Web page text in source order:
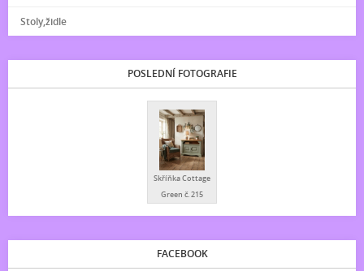
Stoly,židle
POSLEDNÍ FOTOGRAFIE
Skříňka Cottage
Green č. 215
FACEBOOK